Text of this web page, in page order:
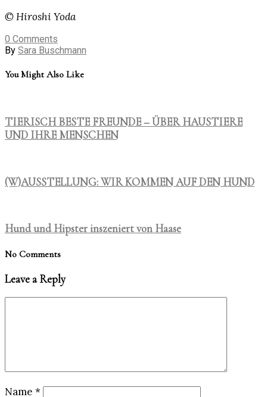
© Hiroshi Yoda
0 Comments
By Sara Buschmann
You Might Also Like
TIERISCH BESTE FREUNDE – ÜBER HAUSTIERE
UND IHRE MENSCHEN
(W)AUSSTELLUNG: WIR KOMMEN AUF DEN HUND
Hund und Hipster inszeniert von Haase
No Comments
Leave a Reply
Name *